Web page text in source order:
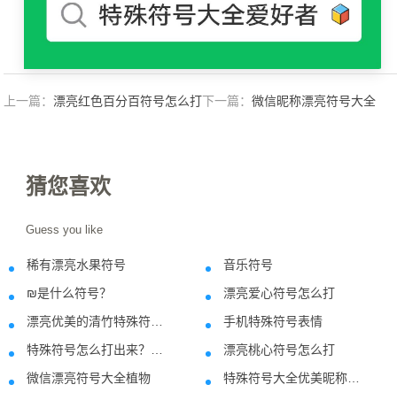
上一篇：漂亮红色百分百符号怎么打下一篇：微信昵称漂亮符号大全
猜您喜欢
Guess you like
稀有漂亮水果符号 音乐符号
₪是什么符号？ 漂亮爱心符号怎么打
手机特殊符号表情
漂亮桃心符号怎么打
微信漂亮符号大全植物 特殊符号大全优美昵称制作网名符号案例分享-05.26